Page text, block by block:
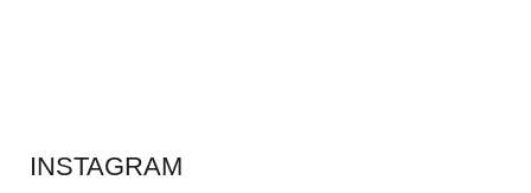
INSTAGRAM